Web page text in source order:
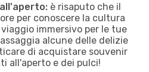
è risaputo che il
per conoscere la cultura
immersivo per le tue
alcune delle delizie
di acquistare souvenir
all'aperto e dei pulci!